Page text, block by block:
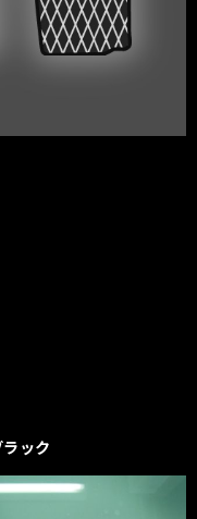
ー
ク